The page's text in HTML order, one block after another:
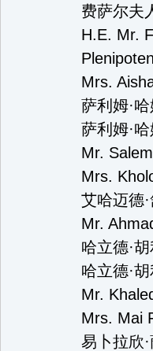
费
H.E. Mr.
Mrs. Aisha
萨利姆·
萨利姆·哈姆
Mr. Salem
Mrs.
艾哈迈
Mr.
哈立德·
哈立德·胡利
Mr. Khaled
Mrs. Mai F
易卜拉